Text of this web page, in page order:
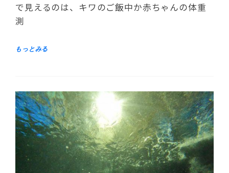
で見えるのは、キワのご飯中か赤ちゃんの体重
測